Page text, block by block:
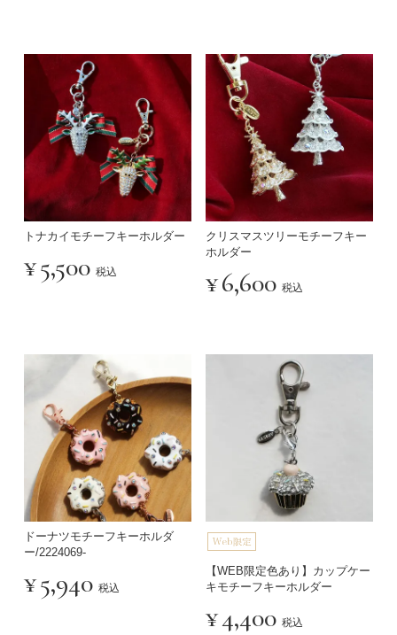
トナカイモチーフキーホルダー
¥5,500 税込
クリスマスツリーモチーフキー
ホルダー
¥6,600 税込
ドーナツモチーフキーホルダ
ー/2224069-
¥5,940 税込
【WEB限定色あり】カップケー
キモチーフキーホルダー
¥4,400 税込